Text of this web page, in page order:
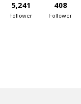
5,241
Follower
408
Follower